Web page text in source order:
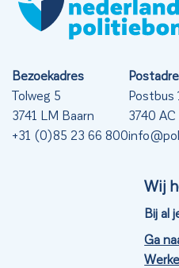
Bezoekadres
Tolweg 5
3741 LM Baarn
+31 (0)85 23 66 800
Postbus
3740 AC
Wij
Bij al
Ga